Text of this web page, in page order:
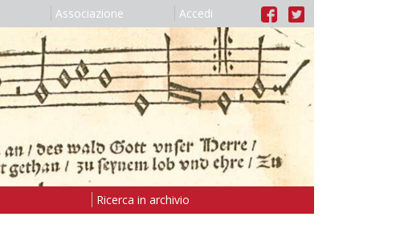
Associazione Accedi
Ricerca in archivio